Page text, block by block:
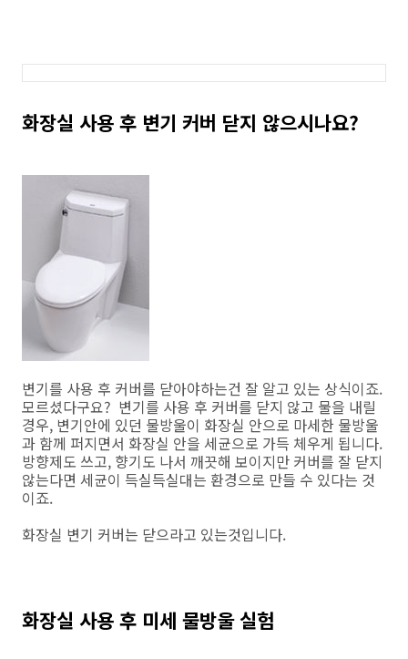
화장실 사용 후 변기 커버 닫지 않으시나요?
변기를 사용 후 커버를 닫아야하는건 잘 알고 있는 상식이죠.
모르셨다구요? 변기를 사용 후 커버를 닫지 않고 물을 내릴
경우, 변기안에 있던 물방울이 화장실 안으로 마세한 물방울
과 함께 퍼지면서 화장실 안을 세균으로 가득 체우게 됩니다.
방향제도 쓰고, 향기도 나서 깨끗해 보이지만 커버를 잘 닫지
않는다면 세균이 득실득실대는 환경으로 만들 수 있다는 것
이죠.
화장실 변기 커버는 닫으라고 있는것입니다.
화장실 사용 후 미세 물방울 실험